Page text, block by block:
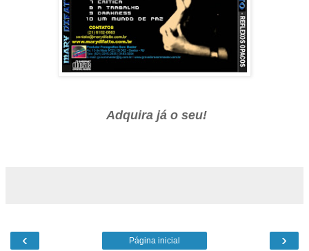
Adquira já o seu!
‹ ›
Página inicial